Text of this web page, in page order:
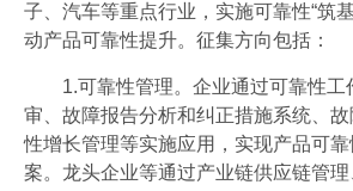
子、汽车等重点行业，实施可靠性“筑
动产品可靠性提升。征集方向包括：
1.可靠性管理。企业通过可靠性
审、故障报告分析和纠正措施系统、
性增长管理等实施应用，实现产品可
案。龙头企业等通过产业链供应链管